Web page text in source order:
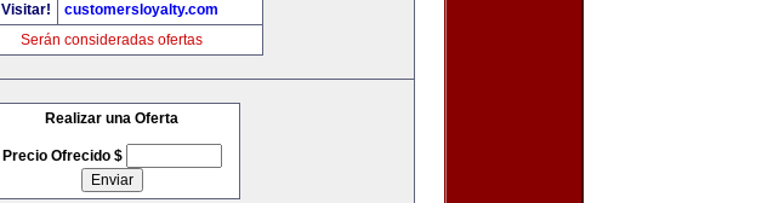
Visitar!
customersloyalty.com
Serán consideradas ofertas
Realizar una Oferta
Precio Ofrecido $